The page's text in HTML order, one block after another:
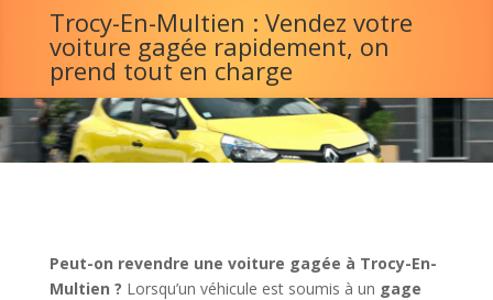
Trocy-En-Multien : Vendez votre
voiture gagée rapidement, on
prend tout en charge
Peut-on revendre une voiture gagée à Trocy-En-
Multien ? Lorsqu’un véhicule est soumis à un gage